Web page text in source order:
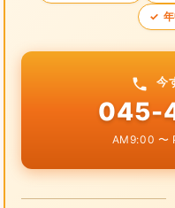
今
045-
AM9:00 〜